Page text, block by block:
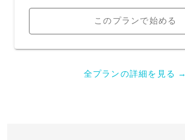
このプランで始める
全プランの詳細を見る →